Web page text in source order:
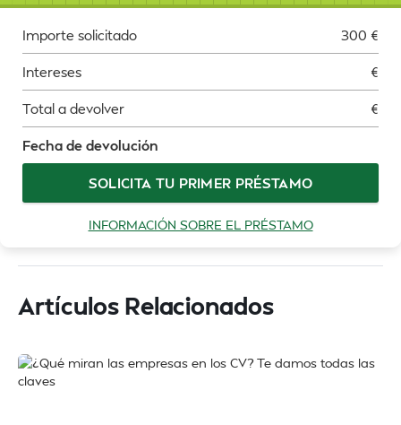
Importe solicitado 300 €
Intereses €
Total a devolver €
Fecha de devolución
SOLICITA TU PRIMER PRÉSTAMO
INFORMACIÓN SOBRE EL PRÉSTAMO
Artículos Relacionados